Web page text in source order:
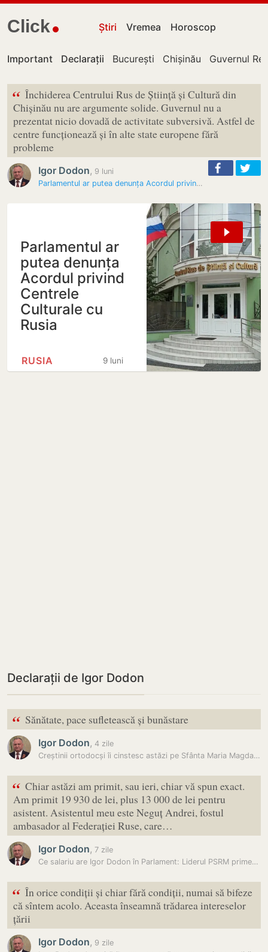
Click Știri Vremea Horoscop
Important Declarații București Chișinău Guvernul
“ Închiderea Centrului Rus de Știință și Cultură din
Chișinău nu are argumente solide. Guvernul nu a
prezentat nicio dovadă de activitate subversivă. Astfel de
centre funcționează și în alte state europene fără
probleme
Igor Dodon, 9 luni
Parlamentul ar putea denunța Acordul privind Centrele Culturale cu…
Parlamentul ar
putea denunța
Acordul privind
Centrele
Culturale cu
Rusia
9 luni
RUSIA
Declarații de Igor Dodon
“ Sănătate, pace sufletească și bunăstare
Igor Dodon, 4 zile
Creștinii ortodocși îi cinstesc astăzi pe Sfânta Maria Magdalena și pe…
“ Chiar astăzi am primit, sau ieri, chiar vă spun exact.
Am primit 19 930 de lei, plus 13 000 de lei pentru
asistent. Asistentul meu este Neguț Andrei, fostul
ambasador al Federației Ruse, care…
Igor Dodon, 7 zile
Ce salariu are Igor Dodon în Parlament: Liderul PSRM primește de…
“ În orice condiții și chiar fără condiții, numai să bifeze
că sîntem acolo. Aceasta înseamnă trădarea intereselor
țării
Igor Dodon, 9 zile